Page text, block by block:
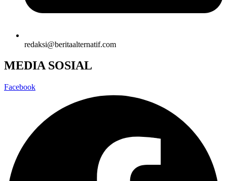
redaksi@beritaalternatif.com
MEDIA SOSIAL
Facebook